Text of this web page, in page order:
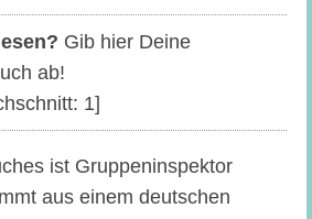
Gib hier Deine
ab!
1]
ist Gruppeninspektor
aus einem deutschen